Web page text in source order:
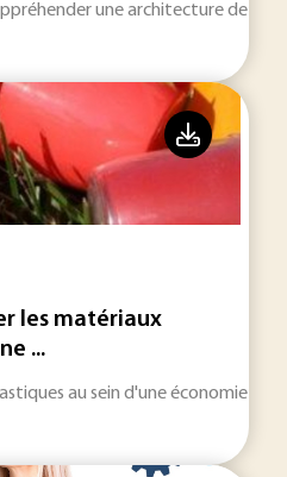
une architecture de SI
les matériaux
...
au sein d'une économie